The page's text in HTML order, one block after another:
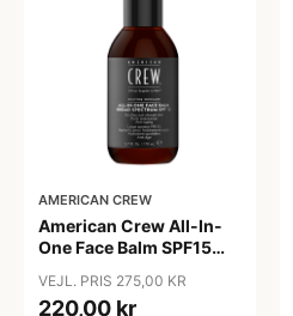
AMERICAN CREW
American Crew All-In-
One Face Balm SPF15
VEJL. PRIS 275,00 KR
220,00 kr